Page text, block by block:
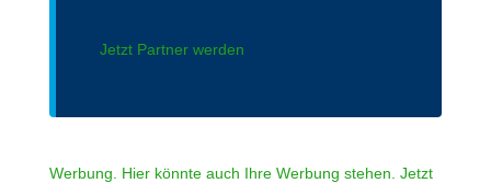
Jetzt Partner werden
Werbung. Hier könnte auch Ihre Werbung stehen. Jetzt